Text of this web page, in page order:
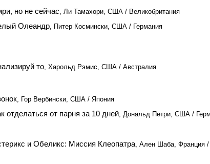
но не сейчас, Ли Тамахори, США / Великобритания
Олеандр, Питер Космински, США / Германия
то, Харольд Рэмис, США / Австралия
, Гор Вербински, США / Япония
отделаться от парня за 10 дней, Дональд Петри, США /
и Обеликс: Миссия Клеопатра, Ален Шаба, Франция /